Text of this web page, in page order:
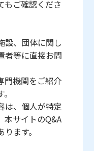
もご確認くださ
設、団体に関し
者等に直接お問
門機関をご紹介
は、個人が特定
本サイトのQ&A
ます。